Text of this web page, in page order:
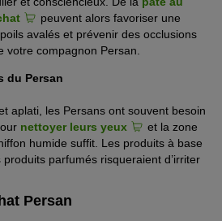
peuvent alors favoriser une
avalés et prévenir des occlusions
votre compagnon Persan.
du Persan
aplati, les Persans ont souvent besoin
nettoyer leurs yeux
et la zone
humide suffit. Les produits à base
produits parfumés risqueraient d’irriter
Persan